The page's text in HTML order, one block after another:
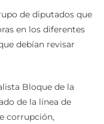
en los diferentes
debían revisar
de la línea de
corrupción,